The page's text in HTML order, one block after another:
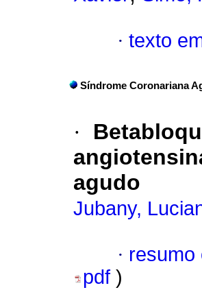
· texto
Síndrome Coronariana
·
agudo
Jubany,
· resumo
pdf )